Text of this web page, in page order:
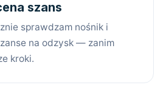
szans
sprawdzam nośnik i
na odzysk — zanim
kroki.